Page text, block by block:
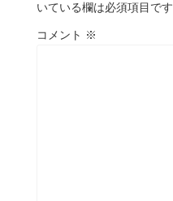
いている欄は必須項目です
コメント ※